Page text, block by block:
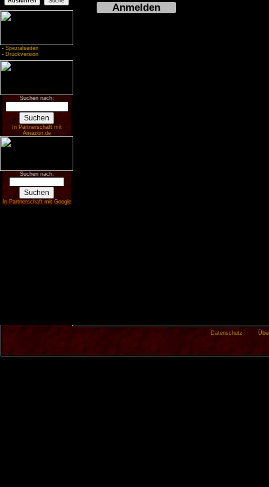
- Spezialseiten
- Druckversion
Suchen nach:
In Partnerschaft mit
Amazon.de
Suchen nach:
In Partnerschaft mit Google
Datenschutz